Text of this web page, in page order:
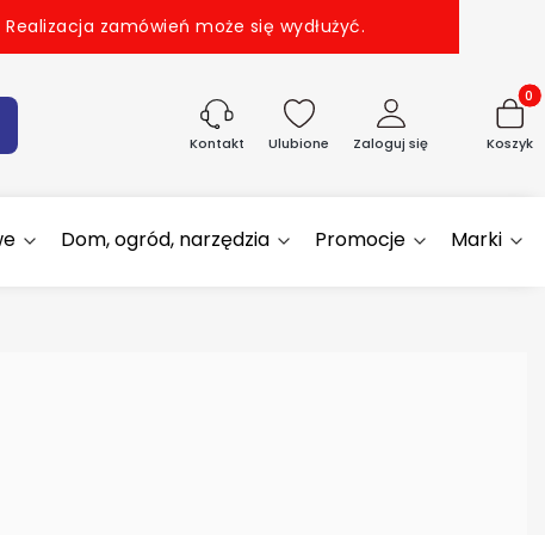
zamówień może się wydłużyć.
Kontakt Ulubione Zaloguj się Koszyk
Dom, ogród, narzędzia Promocje Marki